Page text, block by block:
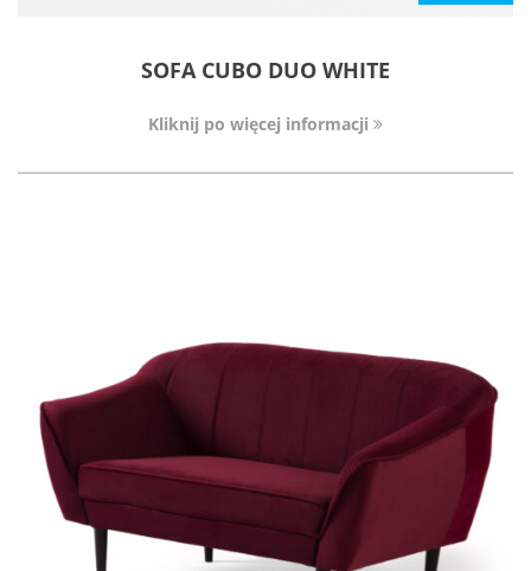
SOFA CUBO DUO WHITE
Kliknij po więcej informacji